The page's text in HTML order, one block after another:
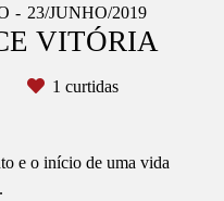
23/JUNHO/2019
VITÓRIA
1 curtidas
e o início de uma vida